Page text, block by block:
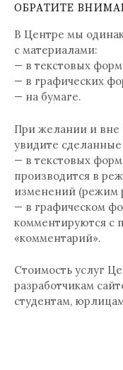
ОБРАТИТЕ
В Центре мы
с материалами:
— в текстовых
— в графических
— на бумаге.
При желании и вне
увидите сделанные
— в текстовых
производится в
изменений (режим
— в графическом
комментируются с
«комментарий».
Стоимость услуг
разработчикам
студентам,